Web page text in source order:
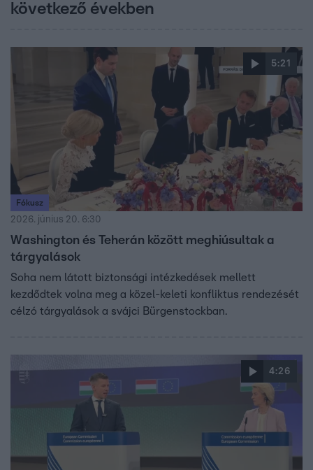
következő években
5:21
Fókusz
2026. június 20. 6:30
Washington és Teherán között meghiúsultak a
tárgyalások
Soha nem látott biztonsági intézkedések mellett
kezdődtek volna meg a közel-keleti konfliktus rendezését
célzó tárgyalások a svájci Bürgenstockban.
4:26